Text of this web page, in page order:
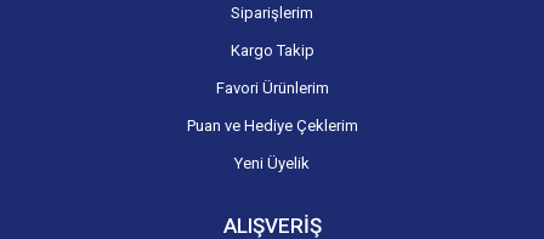
Siparişlerim
Kargo Takip
Favori Ürünlerim
Puan ve Hediye Çeklerim
Yeni Üyelik
ALIŞVERİŞ